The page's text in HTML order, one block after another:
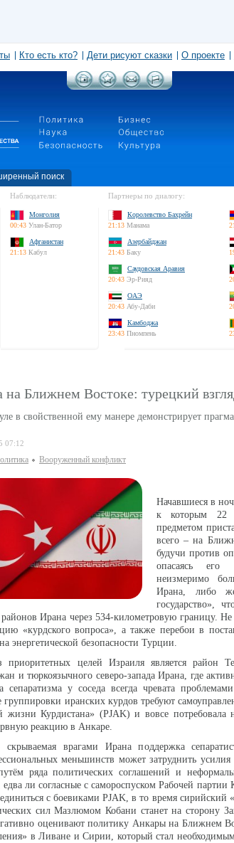
Кто есть кто? Дети рисуют сказки О проекте
поиск
Наблюдатели:
Монголия
00:43 Улан-Батор
Афганистан
21:13 Кабул
Партнеры по диалогу:
Королевство Бахрейн
21:13 Манама
Азербайджан
21:43 Баку
Саудовская Аравия
20:43 Эр-Рияд
ОАЭ
20:43 Абу-Даби
Камбоджа
23:43 Пномпень
на Ближнем Востоке: турецкий
в свойственной ему манере демонстрирует
07:12
Вооруженный конфликт
Начавшиеся в
к которым 22
предметом
всего – на
будучи против
опасаясь его
неизмеримо
Ирана, либо
государство»,
Ирана через 534-километровую границу.
«курдского вопроса», а также перебои в
на энергетической безопасности Турции.
целей Израиля является район
и тюркоязычного северо-запада Ирана, где
сепаратизма у соседа всегда чревата
группировки иранских курдов требуют
жизни Курдистана» (PJAK) и вовсе потребовала
реакцию в Анкаре.
врагами Ирана поддержка
меньшинств может затруднить
ряда политических соглашений и
ли согласные с самороспуском Рабочей партии
с боевиками PJAK, в то время
сил Мазлюмом Кобани станет на сторону
оценивают политику Анкары на Ближнем
в Ливане и Сирии, который стал